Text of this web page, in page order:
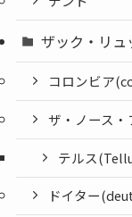
ザック・リュ
コロンビア
ザ・ノース・
テルス
ドイター